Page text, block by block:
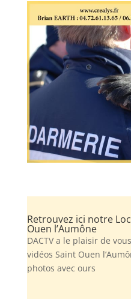
Retrouvez ici notre
Ouen l’Aumône
DACTV a le plaisir de
vidéos Saint Ouen
photos avec ours